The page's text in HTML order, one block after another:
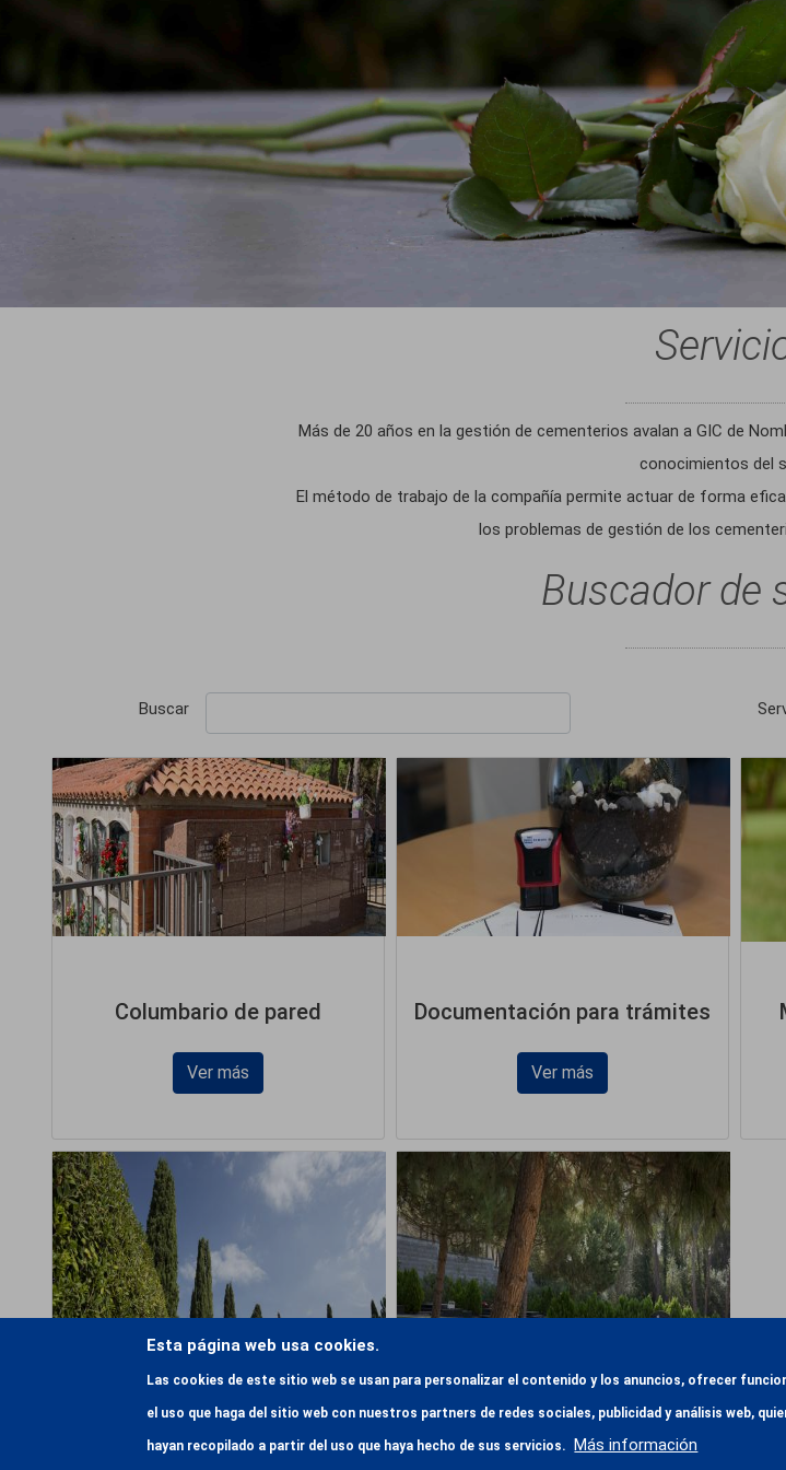
Más de 20 años en la gestión de cementerios avalan a GIC de
conocimientos del
El método de trabajo de la compañía permite actuar de forma
los problemas de gestión de los
Buscador de
Buscar
Columbario de pared
Ver más
Documentación para trámites
Ver más
Panteones Tumbas
Esta página web usa cookies.
Las cookies de este sitio web se usan para personalizar el contenido y los anuncios, ofrecer
el uso que haga del sitio web con nuestros partners de redes sociales, publicidad y análisis web,
hayan recopilado a partir del uso que haya hecho de sus servicios. Más información